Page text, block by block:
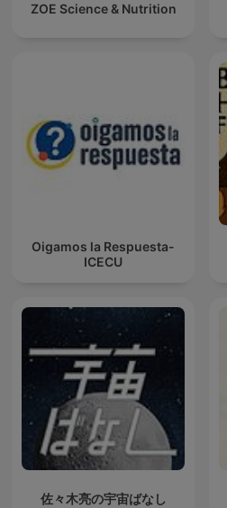
ZOE Science & Nutrition
Oigamos la Respuesta-
ICECU
佐々木亮の宇宙ばなし